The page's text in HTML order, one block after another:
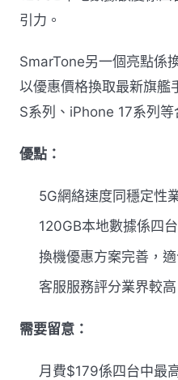
引力。
SmarTone另一個亮點係
以優惠價格換取最新旗
S系列、iPhone 17系列等
優點：
5G網絡速度同穩定性
120GB本地數據係四
換機優惠方案完善，
客服服務評分業界較高
需要留意：
月費$179係四台中最